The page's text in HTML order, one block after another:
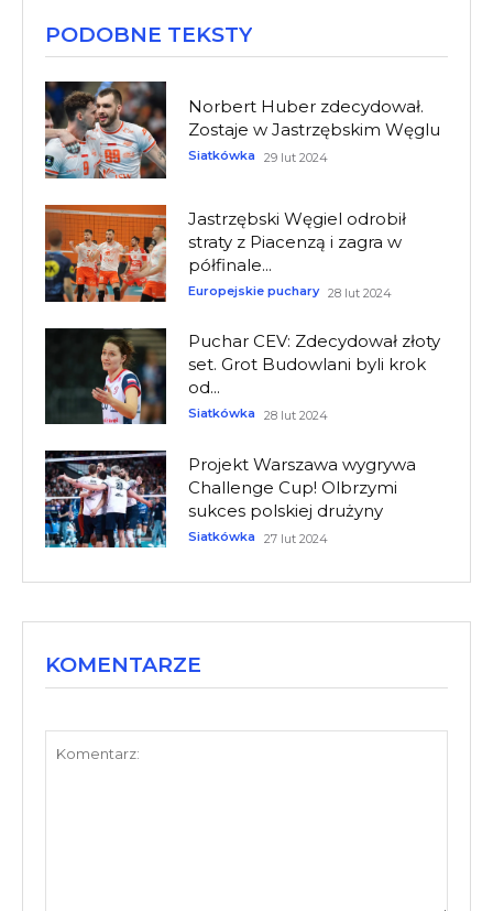
PODOBNE TEKSTY
Norbert Huber zdecydował.
Zostaje w Jastrzębskim Węglu
Siatkówka 29 lut 2024
Jastrzębski Węgiel odrobił
straty z Piacenzą i zagra w
półfinale...
Europejskie puchary 28 lut 2024
Puchar CEV: Zdecydował złoty
set. Grot Budowlani byli krok
od...
Siatkówka 28 lut 2024
Projekt Warszawa wygrywa
Challenge Cup! Olbrzymi
sukces polskiej drużyny
Siatkówka 27 lut 2024
KOMENTARZE